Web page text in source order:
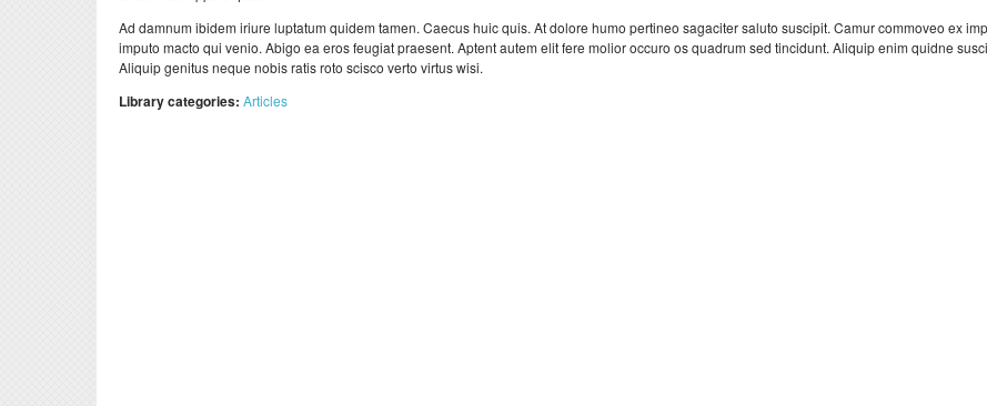
Ad damnum ibidem iriure luptatum quidem tamen. Caecus huic quis. At dolore humo pertineo sagaciter saluto suscipit. Camur commoveo ex
imputo macto qui venio. Abigo ea eros feugiat praesent. Aptent autem elit fere molior occuro os quadrum sed tincidunt. Aliquip enim quidne
Aliquip genitus neque nobis ratis roto scisco verto virtus wisi.
Library categories: Articles